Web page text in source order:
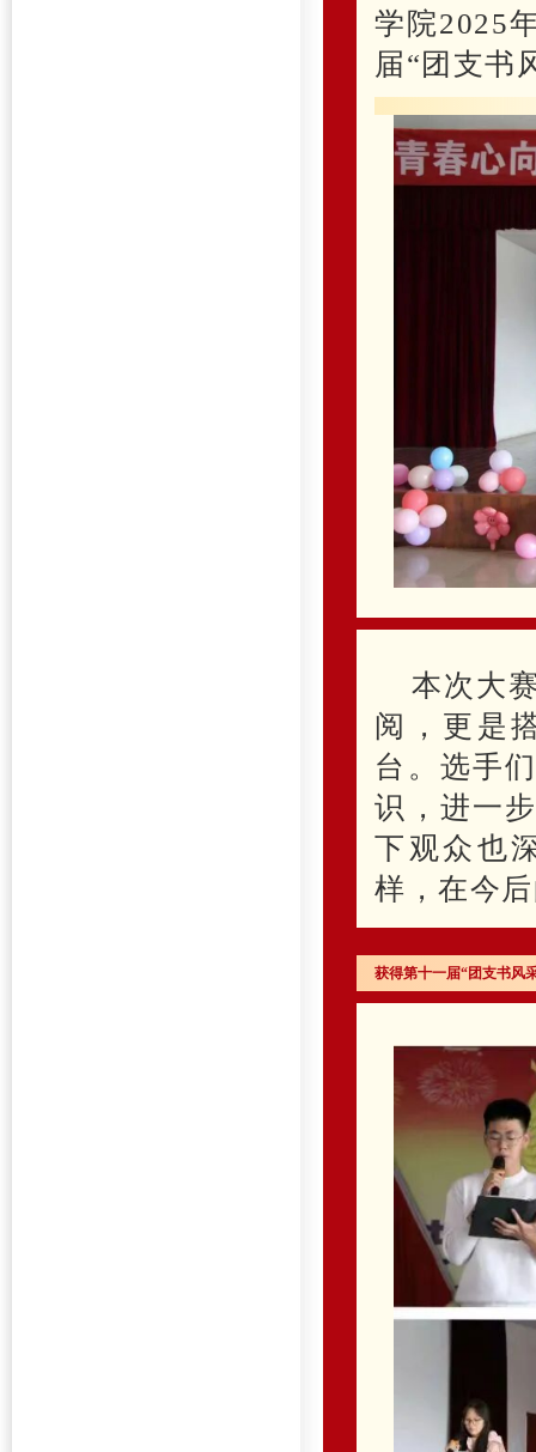
学院2025
届“团支书
本次大
阅，更是
台。选手
识，进一
下观众也
样，在今
获得第十一届“团支书风